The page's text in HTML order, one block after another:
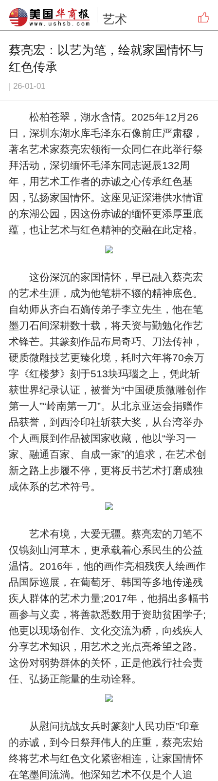
艺术
蔡亮宏：以艺为笔，绘就家国情怀与
红色传承
| 26-01-01
松柏苍翠，湖水含情。2025年12月26
日，深圳东湖水库毛泽东石像前庄严肃穆，
著名艺术家蔡亮宏领衔一众同仁在此举行祭
拜活动，深切缅怀毛泽东同志诞辰132周
年，用艺术工作者的赤诚之心传承红色基
因，弘扬家国情怀。这座见证深港供水情谊
的东湖公园，因这份赤诚的缅怀更添厚重底
蕴，也让艺术与红色精神的交融在此定格。
这份深沉的家国情怀，早已融入蔡亮宏
的艺术生涯，成为他笔耕不辍的精神底色。
自幼师从齐白石嫡传弟子李立先生，他在笔
墨刀石间深耕数十载，将天资与勤勉化作艺
术锋芒。其篆刻作品布局奇巧、刀法传神，
硬质微雕技艺更臻化境，耗时六年将70余万
字《红楼梦》刻于513块玛瑙之上，凭此斩
获世界纪录认证，被誉为“中国硬质微雕创作
第一人”“岭南第一刀”。从北京亚运会捐赠作
品获誉，到西泠印社斩获大奖，从台湾举办
个人画展到作品被国家收藏，他以“学习一
家、融通百家、自成一家”的追求，在艺术创
新之路上步履不停，更将反书艺术打磨成独
成体系的艺术符号。
艺术有境，大爱无疆。蔡亮宏的刀笔不
仅镌刻山河草木，更承载着心系民生的公益
温情。2016年，他的画作亮相残疾人绘画作
品国际巡展，在葡萄牙、韩国等多地传递残
疾人群体的艺术力量;2017年，他捐出多幅书
画参与义卖，将善款悉数用于资助贫困学子;
他更以现场创作、文化交流为桥，向残疾人
分享艺术知识，用艺术之光点亮希望之路。
这份对弱势群体的关怀，正是他践行社会责
任、弘扬正能量的生动诠释。
从慰问抗战女兵时篆刻“人民功臣”印章
的赤诚，到今日祭拜伟人的庄重，蔡亮宏始
终将艺术与红色文化紧密相连，让家国情怀
在笔墨间流淌。他深知艺术不仅是个人追